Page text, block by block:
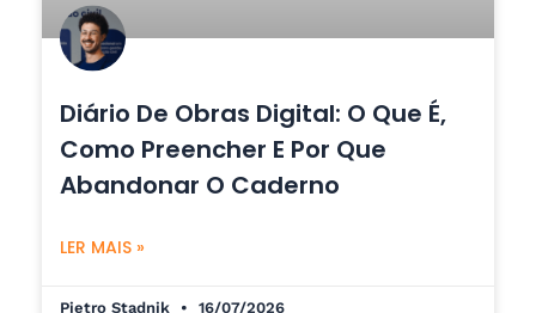
Diário De Obras Digital: O Que É,
Como Preencher E Por Que
Abandonar O Caderno
LER MAIS »
Pietro Stadnik 16/07/2026